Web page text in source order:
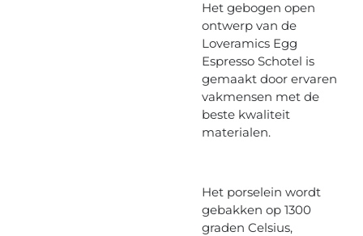
Het gebogen open
ontwerp van de
Loveramics Egg
Espresso Schotel is
gemaakt door ervaren
vakmensen met de
beste kwaliteit
materialen.
Het porselein wordt
gebakken op 1300
graden Celsius,